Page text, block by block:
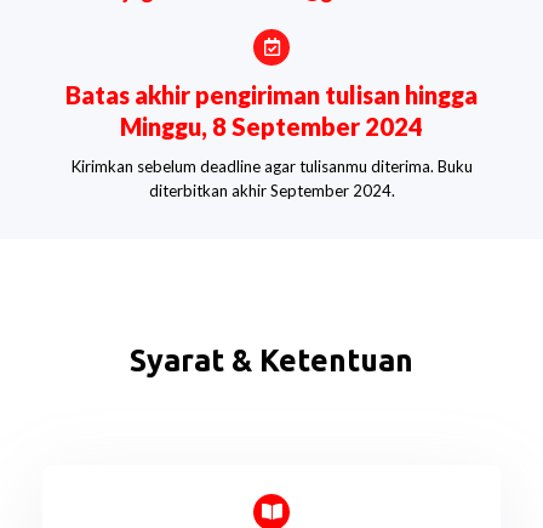
Batas akhir pengiriman tulisan hingga
Minggu, 8 September 2024
Kirimkan sebelum deadline agar tulisanmu diterima. Buku
diterbitkan akhir September 2024.
Syarat & Ketentuan